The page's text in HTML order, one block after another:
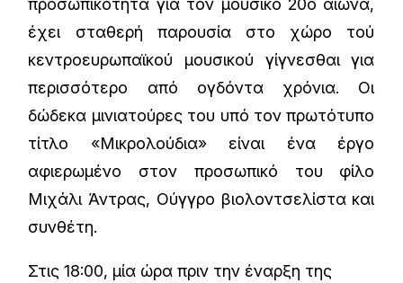
προσωπικότητα για τον μουσικό 20ό αιώνα,
έχει σταθερή παρουσία στο χώρο τού
κεντροευρωπαϊκού μουσικού γίγνεσθαι για
περισσότερο από ογδόντα χρόνια. Οι
δώδεκα μινιατούρες του υπό τον πρωτότυπο
τίτλο «Μικρολούδια» είναι ένα έργο
αφιερωμένο στον προσωπικό του φίλο
Μιχάλι Άντρας, Ούγγρο βιολοντσελίστα και
συνθέτη.
Στις 18:00, μία ώρα πριν την έναρξη της